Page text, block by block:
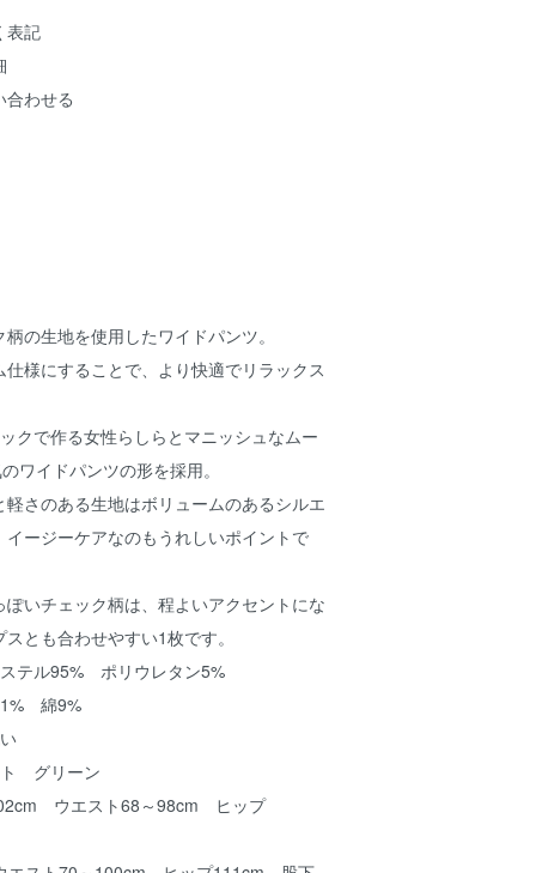
表記
合わせる
の生地を使用したワイドパンツ。
様にすることで、より快適でリラックス
クで作る女性らしらとマニッシュなムー
ワイドパンツの形を採用。
軽さのある生地はボリュームのあるシルエ
イージーケアなのもうれしいポイントで
いチェック柄は、程よいアクセントにな
とも合わせやすい1枚です。
テル95% ポリウレタン5%
綿9%
グリーン
ウエスト68～98cm ヒップ